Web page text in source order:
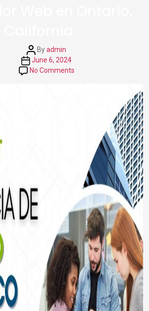
Post
author
Byadmin
Post
date
June 6, 2024
No Commentson